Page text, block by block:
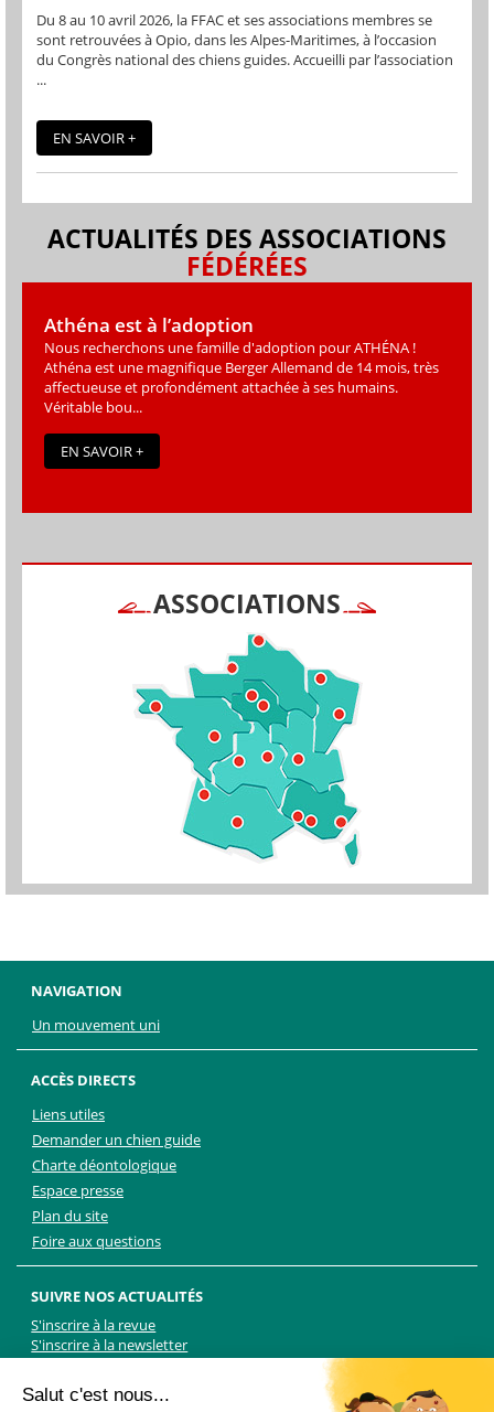
Du 8 au 10 avril 2026, la FFAC et ses associations membres se
sont retrouvées à Opio, dans les Alpes-Maritimes, à l’occasion
du Congrès national des chiens guides. Accueilli par l’association
...
EN SAVOIR +
ACTUALITÉS DES ASSOCIATIONS
FÉDÉRÉES
Athéna est à l’adoption
Nous recherchons une famille d'adoption pour ATHÉNA !
Athéna est une magniﬁque Berger Allemand de 14 mois, très
affectueuse et profondément attachée à ses humains.
Véritable bou...
EN SAVOIR +
ASSOCIATIONS
NAVIGATION
Un mouvement uni
ACCÈS DIRECTS
Liens utiles
Demander un chien guide
Charte déontologique
Espace presse
Plan du site
Foire aux questions
SUIVRE NOS ACTUALITÉS
S'inscrire à la revue
S'inscrire à la newsletter
TikTok
Salut c'est nous...